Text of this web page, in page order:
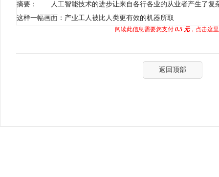
摘要： 人工智能技术的进步让来自各行各业的从业者产生了复
这样一幅画面：产业工人被比人类更有效的机器所取
阅读此信息需要您支付 0.5 元，点击这
返回顶部